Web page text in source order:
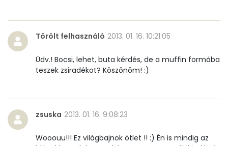
Törölt felhasználó 2013. 01. 16. 10:21:05
Üdv.! Bocsi, lehet, buta kérdés, de a muffin formába
teszek zsiradékot? Köszönöm! :)
zsuska 2013. 01. 16. 9:08:23
Wooouu!!! Ez világbajnok ötlet !! :) Én is mindig az